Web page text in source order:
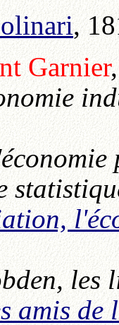
,
Garnier
les
amis